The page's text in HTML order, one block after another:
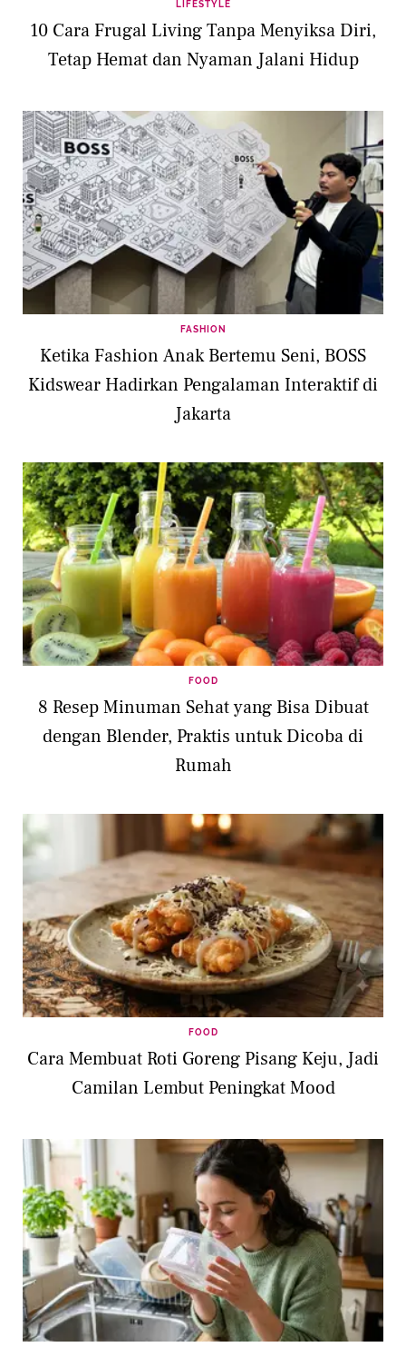
LIFESTYLE
10 Cara Frugal Living Tanpa Menyiksa Diri,
Tetap Hemat dan Nyaman Jalani Hidup
FASHION
Ketika Fashion Anak Bertemu Seni, BOSS
Kidswear Hadirkan Pengalaman Interaktif di
Jakarta
FOOD
8 Resep Minuman Sehat yang Bisa Dibuat
dengan Blender, Praktis untuk Dicoba di
Rumah
FOOD
Cara Membuat Roti Goreng Pisang Keju, Jadi
Camilan Lembut Peningkat Mood